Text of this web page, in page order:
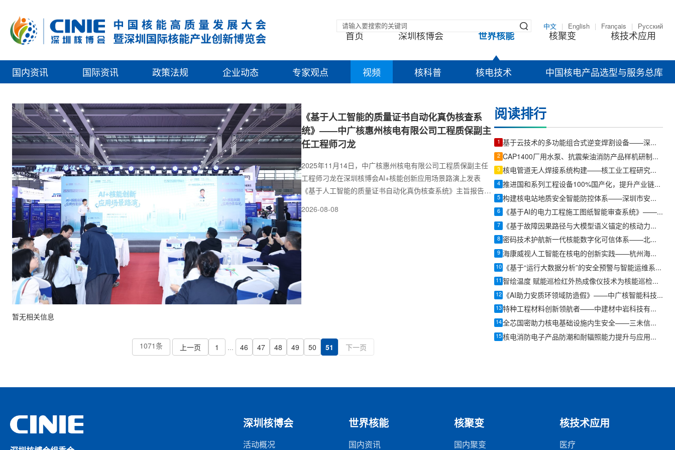
中文 English Français Русский
首页 深圳核博会 世界核能 核聚变 核技术应用
国内资讯 国际资讯 政策法规 企业动态 专家观点 视频 核科普 核电技术 中国核电产品选型与服务总库
《基于人工智能的质量证书自动化真伪核查系
统》——中广核惠州核电有限公司工程质保副主
任工程师刁龙
2025年11月14日，中广核惠州核电有限公司工程质保副主任
工程师刁龙在深圳核博会AI+核能创新应用场景路演上发表
《基于人工智能的质量证书自动化真伪核查系统》主旨报告。
2026-08-08
暂无相关信息
1071条 上一页 1 ... 46 47 48 49 50 51 下一页
阅读排行
1 基于云技术的多功能组合式逆变焊割设备——深圳市佳士科技股份有限公司佳士工业总经理韩建
2 CAP1400厂用水泵、抗震柴油消防产品样机研制与应用——湖南耐普泵业股份有限公司总裁周红
3 核电管道无人焊接系统构建——核工业工程研究设计有限公司焊接研究所特种焊接研究中心副主任任静心
4 推进国和系列工程设备100%国产化，提升产业链韧性和安全水平——上海核工程设计研究院股份有限公司采购中心副总经理左超上
5 构建核电站地质安全智能防控体系——深圳市安泰数据监测科技有限公司技术总监李娜
6 《基于AI的电力工程施工图纸智能审查系统》——国能河北沧东发电有限责任公司北京构力科技有限公司 BIM曾理咨询罗晟威
7 《基于故障因果路径与大模型语义锚定的核动力装置可解释AI故障定位系统》——哈尔滨工程大学核科学与技术学院博士研究生汪鑫
8 密码技术护航新一代核能数字化可信体系——北京海泰方圆科技股份有限公司海泰方圆安全研发中心总经理安晓江
9 海康威视人工智能在核电的创新实践——杭州海康威视数字技术股份有限公司解决方案总监罗丽
10 《基于“运行大数据分析”的安全预警与智能运维系统》——大唐潜江清洁能源有限公司慧唐储能电站负责人戴迎根
11 智绘温度 赋能巡检红外热成像仪技术为核能巡检注入新力量——优利德科技(中国)股份有限公司产品经理廖加廷
12 《AI助力安质环领域防造假》——中广核智能科技(深圳)有限责任公司工程师黄创涛
13 特种工程材料创新领航者——中建材中岩科技有限公司北京分公司副总经理霍海洋
14 全芯国密助力核电基础设施内生安全——三未信安科技股份有限公司华东区技术总监杨阳
15 核电消防电子产品防潮和耐辐照能力提升与应用——青鸟消防股份有限公司青岛消防核电事业部负责人郭俐栅
深圳核博会
活动概况
世界核能
国内资讯
核聚变
国内聚变
核技术应用
医疗